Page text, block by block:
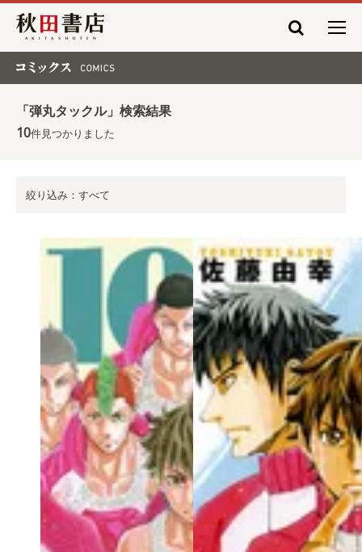
秋田書店
「弾丸タックル」検索結果
10件見つかりました
絞り込み：すべて